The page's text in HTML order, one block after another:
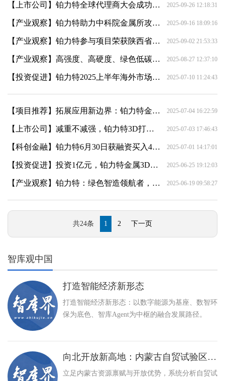
2025-09-26 12:18:31
【上市公司】铂力特全球代理商大会成功举办
2025-09-16 18:09:16
【产业观察】铂力特助力中科院金属所攻克3D打印材料疲劳性能难题
2025-09-02 21:53:33
【产业观察】铂力特参与项目荣获陕西省科学技术奖，助力口腔修复数字化升级
2025-08-27 12:37:10
【产业观察】高强度、高硬度、绿色低碳，铂力特发布可形成材料BLT-TiAM2
2025-07-10 11:24:43
【投资促进】铂力特2025上半年海外市场拓展总结
2025-07-04 16:22:59
【项目推荐】拓展应用新边界：铂力特金属3D打印技术助力3C行业“智”胜未来！
2025-07-03 17:46:43
【上市公司】减重不减强，铂力特3D打印钛合金重塑萨玛仕码表架
2025-07-01 14:17:01
【科创金融】铂力特6月30日获融资买入4357.33万元，融资余额10.53亿元
2025-06-25 19:12:03
【投资促进】投资1亿元，铂力特金属3D打印高端装备项目正式落户太仓高新区
2025-06-19 09:58:27
【产业观察】铂力特：绿色智造领航者，驱动产业转型与可持续发展新篇章
共24条 1 2 下一页
智库观中国
打造智能经济新形态
打造智能经济新形态：以数字能源为基座、数智环
保为底色、智库Agent为中枢的融合发展路径。
向北开放新高地：内蒙古自贸试验区建设与特色产业高质量发展路径
立足内蒙古资源禀赋与开放优势，系统分析自贸试